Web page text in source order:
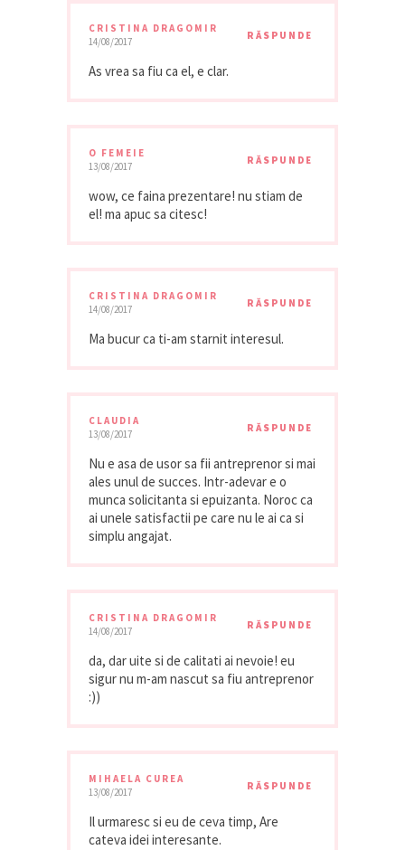
CRISTINA DRAGOMIR
14/08/2017
RĂSPUNDE
As vrea sa fiu ca el, e clar.
O FEMEIE
13/08/2017
RĂSPUNDE
wow, ce faina prezentare! nu stiam de
el! ma apuc sa citesc!
CRISTINA DRAGOMIR
14/08/2017
RĂSPUNDE
Ma bucur ca ti-am starnit interesul.
CLAUDIA
13/08/2017
RĂSPUNDE
Nu e asa de usor sa fii antreprenor si mai
ales unul de succes. Intr-adevar e o
munca solicitanta si epuizanta. Noroc ca
ai unele satisfactii pe care nu le ai ca si
simplu angajat.
CRISTINA DRAGOMIR
14/08/2017
RĂSPUNDE
da, dar uite si de calitati ai nevoie! eu
sigur nu m-am nascut sa fiu antreprenor
:))
MIHAELA CUREA
13/08/2017
RĂSPUNDE
Il urmaresc si eu de ceva timp, Are
cateva idei interesante.